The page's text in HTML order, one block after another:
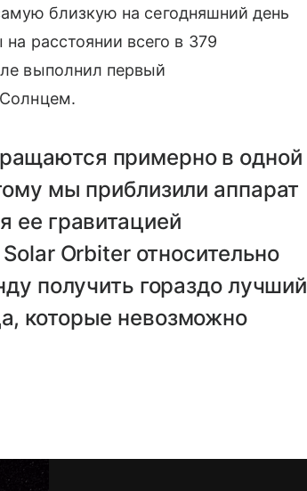
близкую на сегодняшний день
расстоянии всего в 379
выполнил первый
примерно в одной
мы приблизили аппарат
ее гравитацией
Orbiter относительно
получить гораздо лучший
которые невозможно